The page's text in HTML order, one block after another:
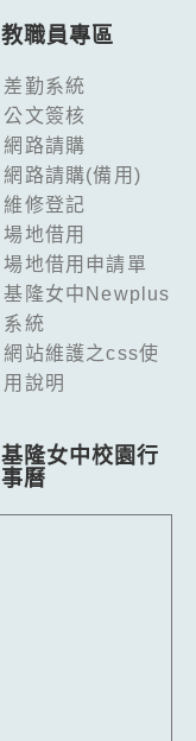
教職員專區
差勤系統
公文簽核
網路請購
網路請購(備用)
維修登記
場地借用
場地借用申請單
基隆女中Newplus
系統
網站維護之css使
用說明
基隆女中校園行
事曆